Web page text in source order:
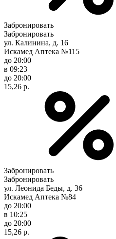
Забронировать
Забронировать
ул. Калинина, д. 16
Искамед Аптека №115
до 20:00
в 09:23
до 20:00
15,26 р.
Забронировать
Забронировать
ул. Леонида Беды, д. 36
Искамед Аптека №84
до 20:00
в 10:25
до 20:00
15,26 р.